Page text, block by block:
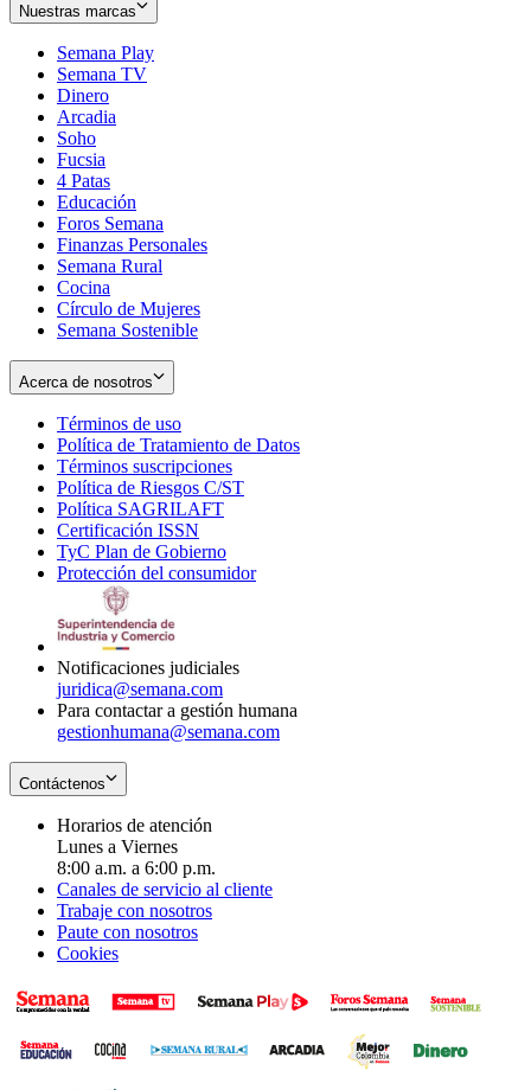
Nuestras marcas
Semana Play
Semana TV
Dinero
Arcadia
Soho
in
new
window
Fucsia
in
new
window
4 Patas
Educación
Foros Semana
Finanzas Personales
Semana Rural
Cocina
Círculo de Mujeres
Semana Sostenible
Acerca de nosotros
Términos de uso
in
new
window
Política de Tratamiento de Datos
Términos suscripciones
in
Política de Riesgos C/ST
Política SAGRILAFT
new
window
Certificación ISSN
in
new
TyC Plan de Gobierno
in
Protección del consumidorOpens
Notificaciones judiciales
juridica@semana.com
Para contactar a gestión humana
gestionhumana@semana.com
Contáctenos
Horarios de atención
Lunes a Viernes
8:00 a.m. a 6:00 p.m.
Canales de servicio al cliente
Trabaje con nosotros
Paute con nosotros
Cookies